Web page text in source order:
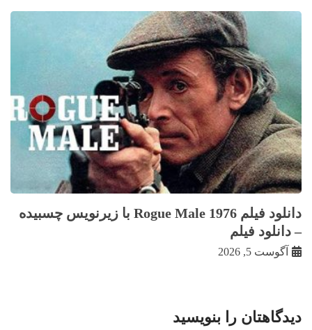
دانلود فیلم Rogue Male 1976 با زيرنويس چسبيده
– دانلود فیلم
آگوست 5, 2026
دیدگاهتان را بنویسید